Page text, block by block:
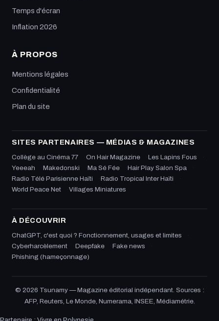
Temps d'écran
Inflation 2026
À PROPOS
Mentions légales
Confidentialité
Plan du site
SITES PARTENAIRES — MÉDIAS & MAGAZINES
Collège au Cinéma 77 On Hair Magazine
Les Lapins Fous
Yeeeah
Makedonski Ma Sé Fée
Hair Play Salon Spa
Radio Télé Parisienne Haïti
Radio Tropical Inter Haïti
World Peace Net
Villages Miniatures
À DÉCOUVRIR
ChatGPT, c'est quoi ? Fonctionnement, usages et limites
Cyberharcèlement
Deepfake
Fake news
Phishing (hameçonnage)
© 2026 Tsunamy — Magazine éditorial indépendant. Sources :
AFP, Reuters, Le Monde, Numerama, INSEE, Médiamétrie.